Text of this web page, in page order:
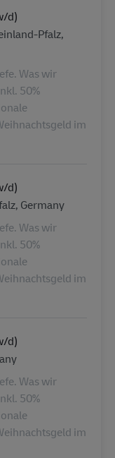
d)
Pfalz,
Was wir
50%
im
d)
Germany
Was wir
50%
im
d)
Was wir
50%
im